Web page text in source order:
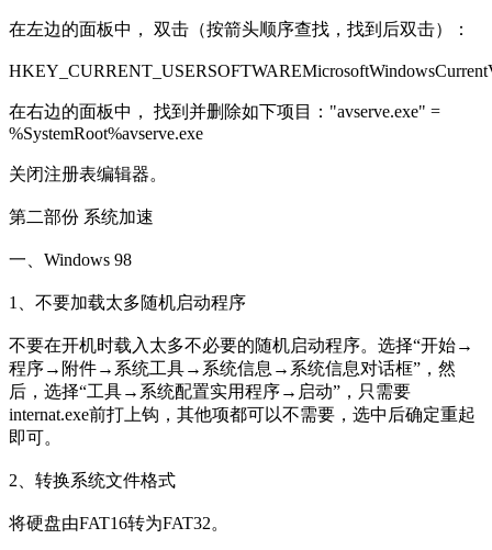
在左边的面板中， 双击（按箭头顺序查找，找到后双击）：
在右边的面板中， 找到并删除如下项目："avserve.exe" =
%SystemRoot%avserve.exe
关闭注册表编辑器。
第二部份 系统加速
一、Windows 98
1、不要加载太多随机启动程序
不要在开机时载入太多不必要的随机启动程序。选择“开始→
程序→附件→系统工具→系统信息→系统信息对话框”，然
后，选择“工具→系统配置实用程序→启动”，只需要
internat.exe前打上钩，其他项都可以不需要，选中后确定重起
即可。
2、转换系统文件格式
将硬盘由FAT16转为FAT32。